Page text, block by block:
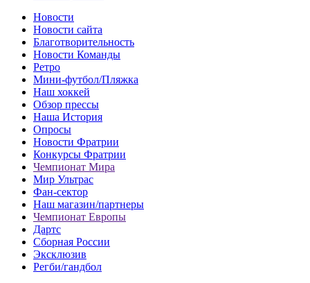
Новости
Новости сайта
Благотворительность
Новости Команды
Ретро
Мини-футбол/Пляжка
Наш хоккей
Обзор прессы
Наша История
Опросы
Новости Фратрии
Конкурсы Фратрии
Чемпионат Мира
Мир Ультрас
Фан-cектор
Наш магазин/партнеры
Чемпионат Европы
Дартс
Сборная России
Эксклюзив
Регби/гандбол